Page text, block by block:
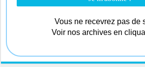
Vous ne recevrez pas de
Voir nos archives en